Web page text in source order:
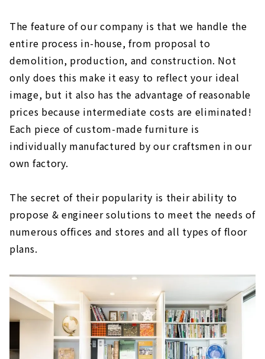
The feature of our company is that we handle the
entire process in-house, from proposal to
demolition, production, and construction. Not
only does this make it easy to reflect your ideal
image, but it also has the advantage of reasonable
prices because intermediate costs are eliminated!
Each piece of custom-made furniture is
individually manufactured by our craftsmen in our
own factory.
The secret of their popularity is their ability to
propose & engineer solutions to meet the needs of
numerous offices and stores and all types of floor
plans.